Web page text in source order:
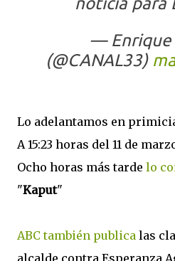
— Enrique
(@CANAL33)
Lo adelantamos en
A 15:23 horas del 11 de
Ocho horas más tarde lo
"Kaput"
ABC también publica las
alcalde contra Esperanza